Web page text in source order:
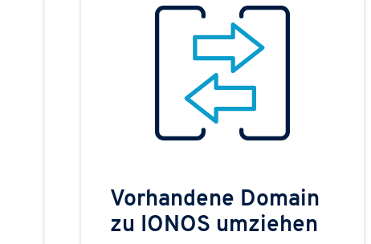
Vorhandene Domain
zu IONOS umziehen